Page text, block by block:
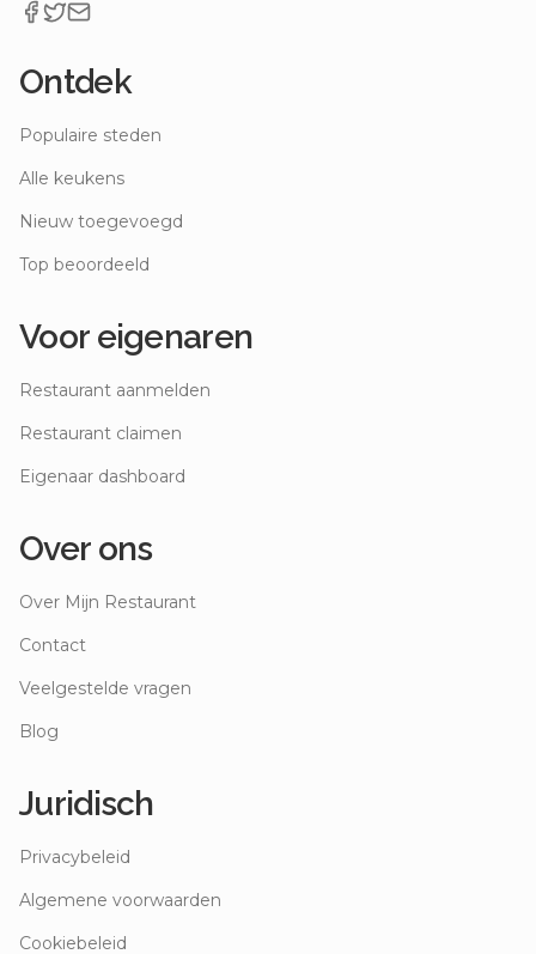
Ontdek
Populaire steden
Alle keukens
Nieuw toegevoegd
Top beoordeeld
Voor eigenaren
Restaurant aanmelden
Restaurant claimen
Eigenaar dashboard
Over ons
Over Mijn Restaurant
Contact
Veelgestelde vragen
Blog
Juridisch
Privacybeleid
Algemene voorwaarden
Cookiebeleid